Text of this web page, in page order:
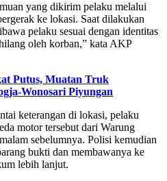
yang dikirim pelaku melalui
ke lokasi. Saat dilakukan
pelaku sesuai dengan identitas
oleh korban,” kata AKP
Putus, Muatan Truk
Wonosari Piyungan
keterangan di lokasi, pelaku
motor tersebut dari Warung
sebelumnya. Polisi kemudian
bukti dan membawanya ke
lebih lanjut.